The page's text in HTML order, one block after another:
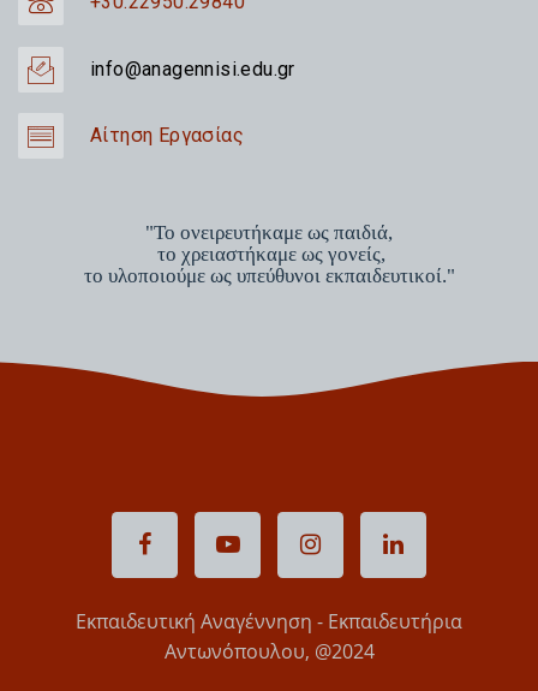
info@anagennisi.edu.gr
Αίτηση Εργασίας
"Το ονειρευτήκαμε ως παιδιά,
το χρειαστήκαμε ως γονείς,
το υλοποιούμε ως υπεύθυνοι εκπαιδευτικοί."
Εκπαιδευτική Αναγέννηση - Εκπαιδευτήρια
Αντωνόπουλου, @2024